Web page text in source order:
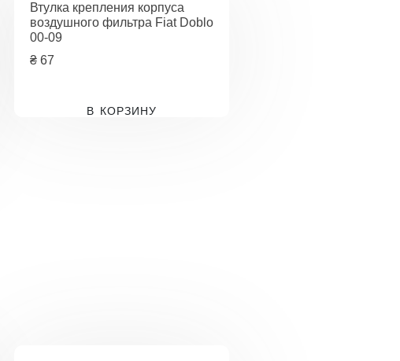
Втулка крепления корпуса
воздушного фильтра Fiat Doblo
00-09
₴67
В КОРЗИНУ